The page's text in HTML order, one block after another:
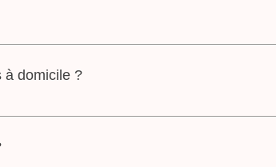
le cours de préparation à l'accouchement en
à domicile ?
de l'Outaouais, de St-Jerome et Québec.